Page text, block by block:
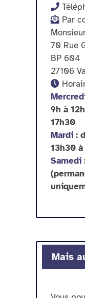
Par
70 Rue
BP 604
27106
9h à
17h30
Mardi :
13h30
Samedi
Mais